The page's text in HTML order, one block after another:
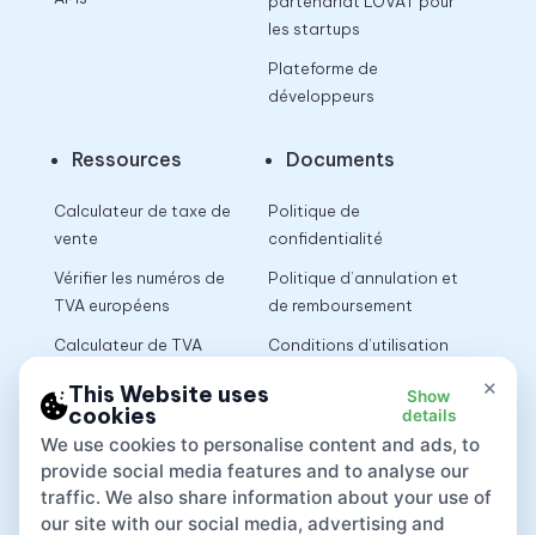
les startups
Plateforme de
développeurs
Ressources
Calculateur de taxe de
vente
Vérifier les numéros de
TVA européens
Calculateur de TVA
Documents
Politique de
confidentialité
Politique d’annulation et
de remboursement
Conditions d’utilisation
×
This Website uses
cookies
Show
details
We use cookies to personalise content and ads, to
provide social media features and to analyse our
traffic. We also share information about your use of
our site with our social media, advertising and